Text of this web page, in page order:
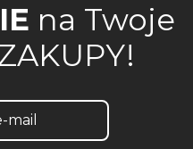
na Twoje